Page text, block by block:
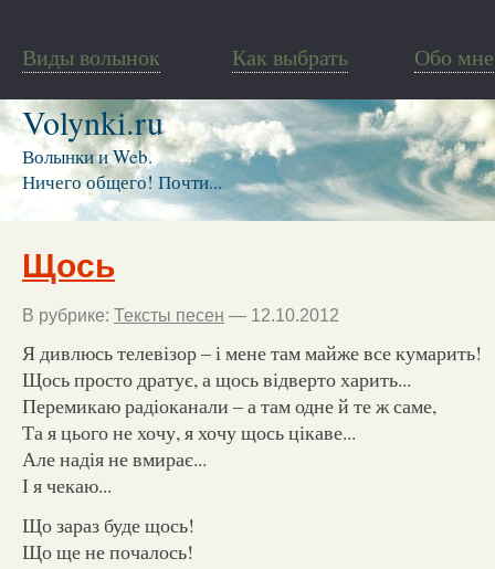
Виды волынок Как выбрать Обо мне
Volynki.ru
Волынки и Web.
Ничего общего! Почти...
Щось
В рубрике: Тексты песен — 12.10.2012
Я дивлюсь телевізор – і мене там майже все кумарить!
Щось просто дратує, а щось відверто харить...
Перемикаю радіоканали – а там одне й те ж саме,
Та я цього не хочу, я хочу щось цікаве...
Але надія не вмирає...
І я чекаю...
Що зараз буде щось!
Що ще не почалось!